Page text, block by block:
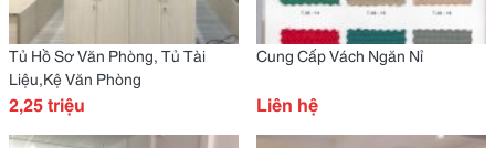
Tủ Hồ Sơ Văn Phòng, Tủ Tài
Liệu,Kệ Văn Phòng
2,25 triệu
Cung Cấp Vách Ngăn Nỉ
Liên hệ